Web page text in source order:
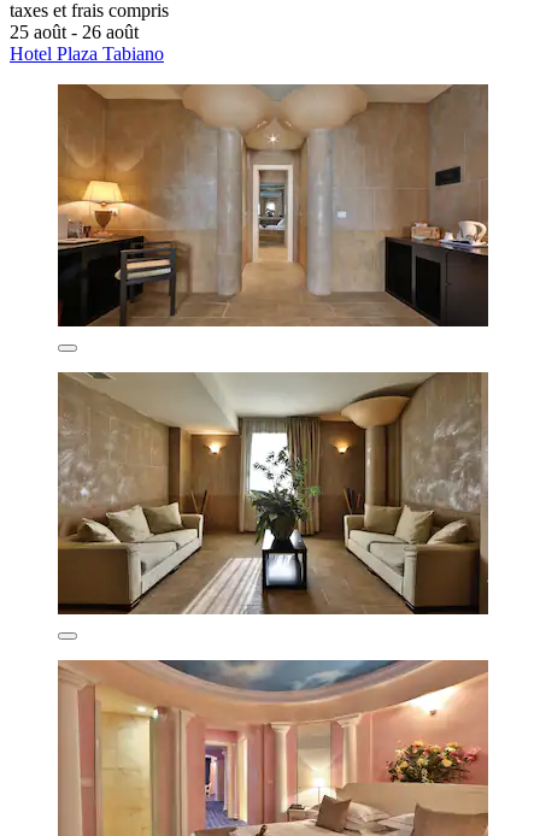
taxes et frais compris
25 août - 26 août
Hotel Plaza Tabiano